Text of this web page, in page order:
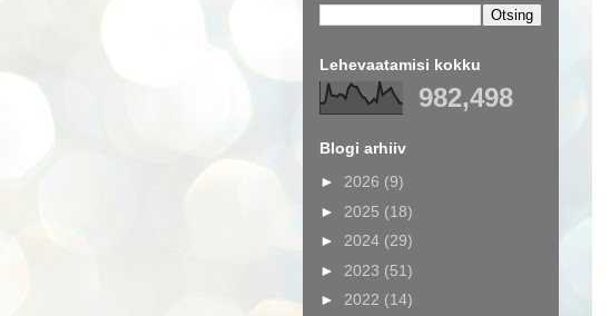
Lehevaatamisi kokku
982,498
Blogi arhiiv
► 2026 (9)
► 2025 (18)
► 2024 (29)
► 2023 (51)
► 2022 (14)